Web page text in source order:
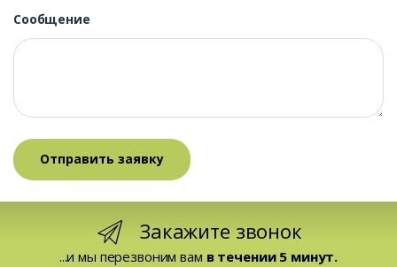
Сообщение
Закажите звонок
...и мы перезвоним вам в течении 5 минут.